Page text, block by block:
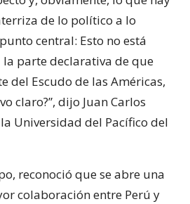
de lo político a lo
central: Esto no está
parte declarativa de que
del Escudo de las Américas,
claro?”, dijo Juan Carlos
Universidad del Pacífico del
reconoció que se abre una
colaboración entre Perú y